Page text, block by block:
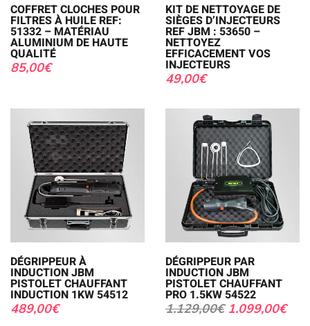
COFFRET CLOCHES POUR
FILTRES À HUILE REF:
51332 – MATÉRIAU
ALUMINIUM DE HAUTE
QUALITÉ
85,00€
KIT DE NETTOYAGE DE
SIÈGES D’INJECTEURS
REF JBM : 53650 –
NETTOYEZ
EFFICACEMENT VOS
INJECTEURS
49,00€
DÉGRIPPEUR À
INDUCTION JBM
PISTOLET CHAUFFANT
INDUCTION 1KW 54512
489,00€
DÉGRIPPEUR PAR
INDUCTION JBM
PISTOLET CHAUFFANT
PRO 1.5KW 54522
1.129,00€ 1.099,00€